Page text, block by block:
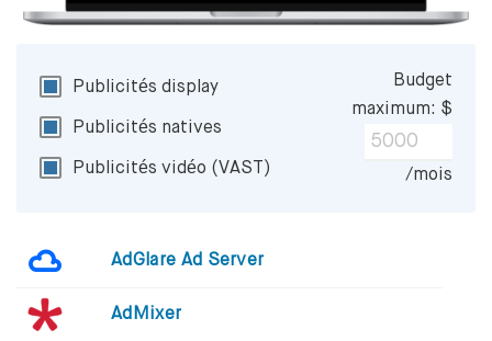
Publicités display
Publicités natives
Publicités vidéo (VAST)
Budget
maximum: $
/mois
AdGlare Ad Server
AdMixer